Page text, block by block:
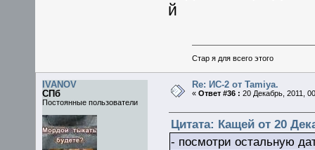
й
Стар я для всего этого
IVANOV
СПб
Постоянные пользователи
Re: ИС-2 от Tamiya.
« Ответ #36 : 20 Декабрь, 2011,
Цитата: Кащей от 20
- посмотри остальную